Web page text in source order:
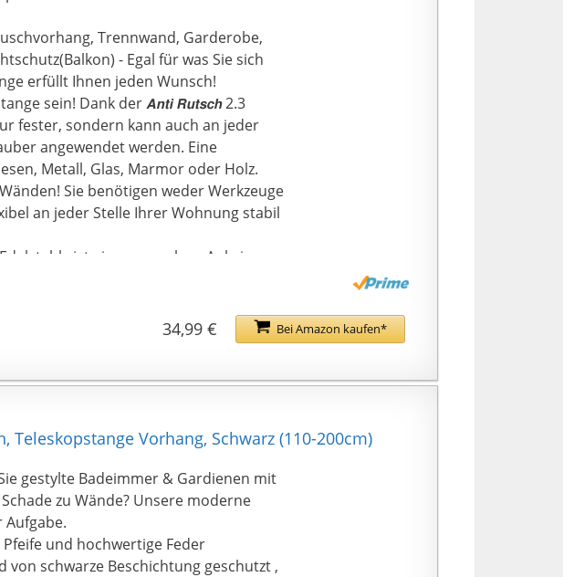
Trennwand, Garderobe,
- Egal für was Sie sich
erfüllt Ihnen jeden Wunsch!
sein! Dank der 𝘼𝙣𝙩𝙞 𝙍𝙪𝙩𝙨𝙘𝙝 2.3
fester, sondern kann auch an jeder
angewendet werden. Eine
Metall, Glas, Marmor oder Holz.
Sie benötigen weder Werkzeuge
an jeder Stelle Ihrer Wohnung stabil
ist eine sorgenlose Anbringung
Bei Amazon kaufen*
34,99 €
Vorhang, Schwarz (110-200cm)
Sie gestylte Badeimmer & Gardienen mit
zu Wände? Unsere moderne
Pfeife und hochwertige Feder
von schwarze Beschichtung geschutzt ,